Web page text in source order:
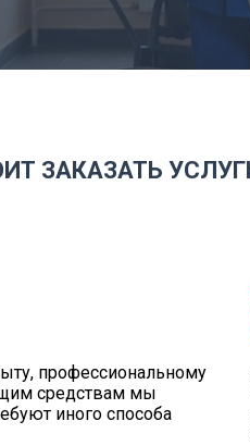
ЗАКАЗАТЬ
профессиональному
средствам мы
иного способа